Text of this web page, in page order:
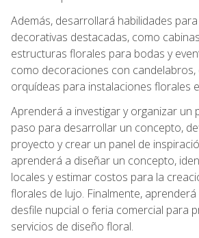
Además, desarrollará habilidades
decorativas destacadas, como
estructuras florales para bodas y
como decoraciones con candelabros,
orquídeas para instalaciones florales
Aprenderá a investigar y organizar un
paso para desarrollar un concepto,
proyecto y crear un panel de
aprenderá a diseñar un concepto,
locales y estimar costos para la
florales de lujo. Finalmente,
desfile nupcial o feria comercial para
servicios de diseño floral.